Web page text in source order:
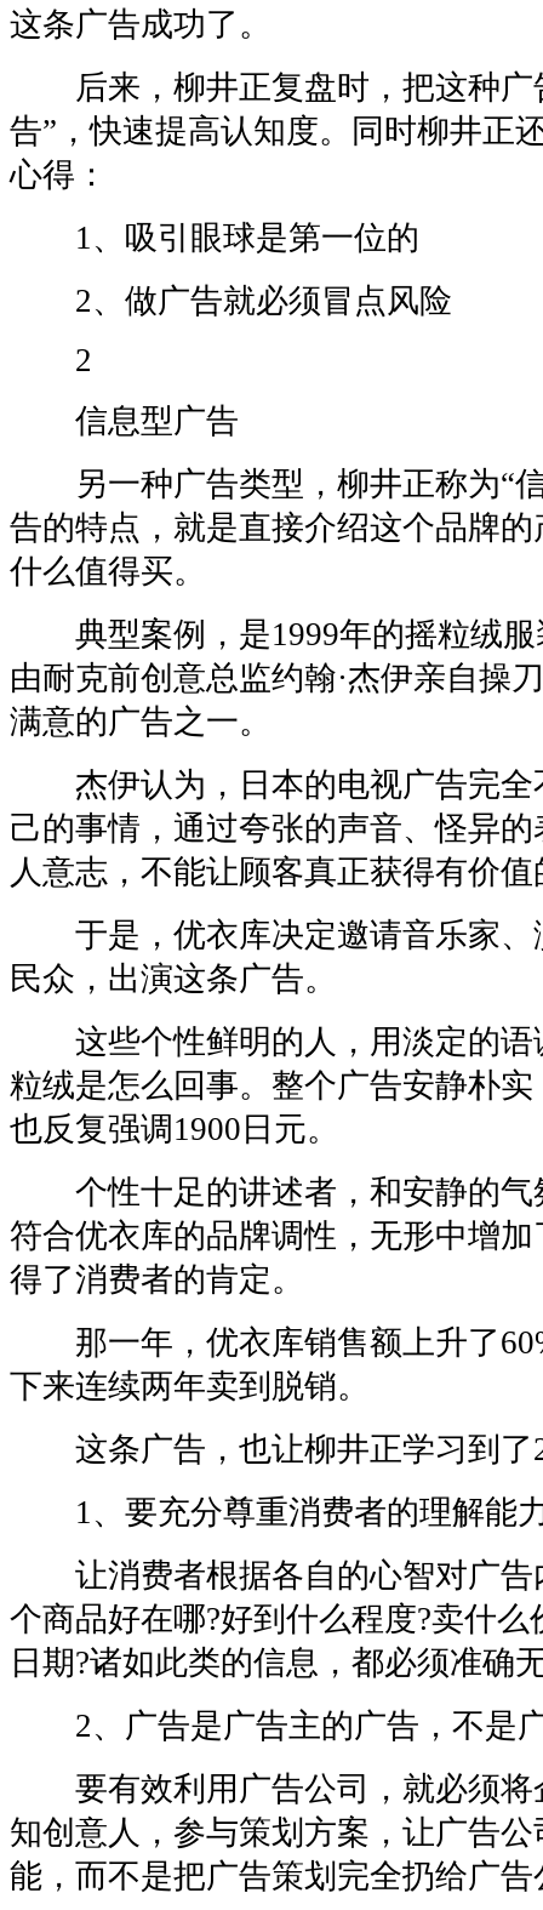
这条广告成功了。
后来，柳井正复盘时，把这种广
告”，快速提高认知度。同时柳井正
心得：
1、吸引眼球是第一位的
2、做广告就必须冒点风险
2
信息型广告
另一种广告类型，柳井正称为“信
告的特点，就是直接介绍这个品牌
什么值得买。
典型案例，是1999年的摇粒绒服
由耐克前创意总监约翰·杰伊亲自操
满意的广告之一。
杰伊认为，日本的电视广告完全
己的事情，通过夸张的声音、怪异
人意志，不能让顾客真正获得有价
于是，优衣库决定邀请音乐家、
民众，出演这条广告。
这些个性鲜明的人，用淡定的语
粒绒是怎么回事。整个广告安静朴
也反复强调1900日元。
个性十足的讲述者，和安静的气
符合优衣库的品牌调性，无形中增
得了消费者的肯定。
那一年，优衣库销售额上升了
下来连续两年卖到脱销。
这条广告，也让柳井正学习到了
1、要充分尊重消费者的理解能
让消费者根据各自的心智对广告
个商品好在哪?好到什么程度?卖什么
日期?诸如此类的信息，都必须准确
2、广告是广告主的广告，不是
要有效利用广告公司，就必须将
知创意人，参与策划方案，让广告
能，而不是把广告策划完全扔给广告